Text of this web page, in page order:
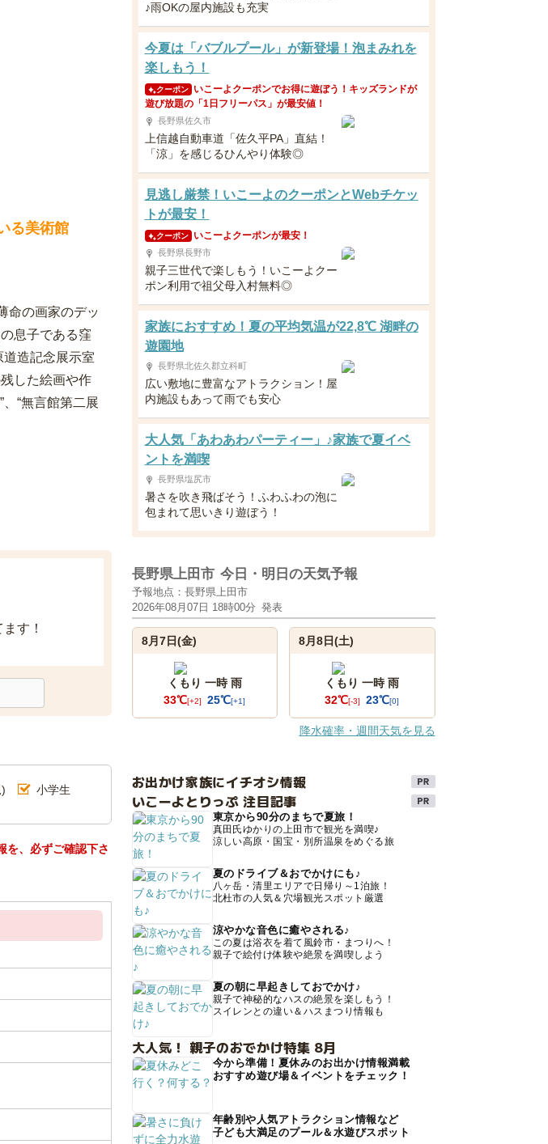
る美術館
命の画家のデッ
息子である窪
造記念展示室
した絵画や作
“無言館第二展
す！
小学生
を、必ずご確認下さ
♪雨OKの屋内施設も充実
今夏は「バブルプール」が新登場！泡まみれを
楽しもう！
クーポン
いこーよクーポンでお得に遊ぼう！キッズランドが
遊び放題の「1日フリーパス」が最安値！
長野県佐久市
上信越自動車道「佐久平PA」直結！
「涼」を感じるひんやり体験◎
見逃し厳禁！いこーよのクーポンとWebチケッ
トが最安！
クーポン いこーよクーポンが最安！
長野県長野市
親子三世代で楽しもう！いこーよクー
ポン利用で祖父母入村無料◎
家族におすすめ！夏の平均気温が22,8℃ 湖畔の
遊園地
長野県北佐久郡立科町
広い敷地に豊富なアトラクション！屋
内施設もあって雨でも安心
大人気「あわあわパーティー」♪家族で夏イベ
ントを満喫
長野県塩尻市
暑さを吹き飛ばそう！ふわふわの泡に
包まれて思いきり遊ぼう！
長野県上田市 今日・明日の天気予報
予報地点：長野県上田市
2026年08月07日 18時00分 発表
8月7日(金)
くもり 一時 雨
33℃[+2] 25℃[+1]
8月8日(土)
くもり 一時 雨
32℃[-3] 23℃[0]
降水確率・週間天気を見る
お出かけ家族にイチオシ情報
いこーよとりっぷ 注目記事
東京から90分のまちで夏旅！
真田氏ゆかりの上田市で観光を満喫♪
涼しい高原・国宝・別所温泉をめぐる旅
夏のドライブ＆おでかけにも♪
八ヶ岳・清里エリアで日帰り～1泊旅！
北杜市の人気＆穴場観光スポット厳選
涼やかな音色に癒やされる♪
この夏は浴衣を着て風鈴市・まつりへ！
親子で絵付け体験や絶景を満喫しよう
夏の朝に早起きしておでかけ♪
親子で神秘的なハスの絶景を楽しもう！
スイレンとの違い＆ハスまつり情報も
大人気！ 親子のおでかけ特集 8月
今から準備！夏休みのお出かけ情報満載
おすすめ遊び場＆イベントをチェック！
年齢別や人気アトラクション情報など
子ども大満足のプール＆水遊びスポット